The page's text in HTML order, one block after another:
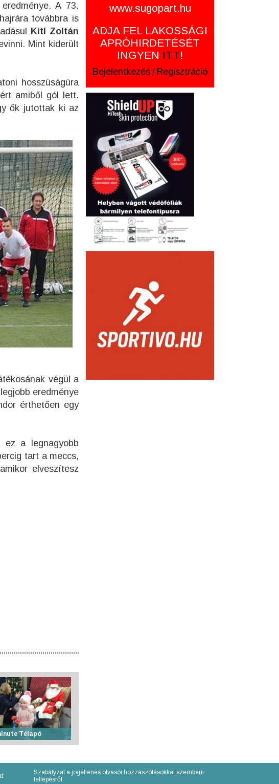
A 73.
továbbra is
Kitl Zoltán
Mint kiderült
hosszúságúra
amiből gól lett.
ők jutottak ki az
végül a
eredménye
érthetően egy
a legnagyobb
tart a meccs,
elveszítesz
Télapó
www.sugopart.hu
ADJA FEL LAKOSSÁGI
APRÓHIRDETÉSÉT
INGYEN ITT!
Bejelentkezés / Regisztráció
Szabályzat a jogellenes olvasói hozzászólásokkal szembeni
fellépésről